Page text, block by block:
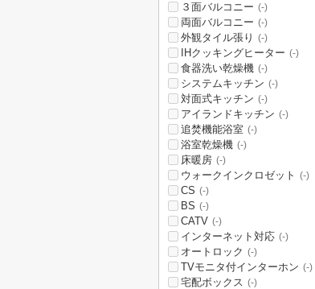
３面バルコニー (-)
両面バルコニー (-)
外観タイル張り (-)
IHクッキングヒーター (-)
食器洗い乾燥機 (-)
システムキッチン (-)
対面式キッチン (-)
アイランドキッチン (-)
追焚機能浴室 (-)
浴室乾燥機 (-)
床暖房 (-)
ウォークインクロゼット (-)
CS (-)
BS (-)
CATV (-)
インターネット対応 (-)
オートロック (-)
TVモニタ付インターホン (-)
宅配ボックス (-)